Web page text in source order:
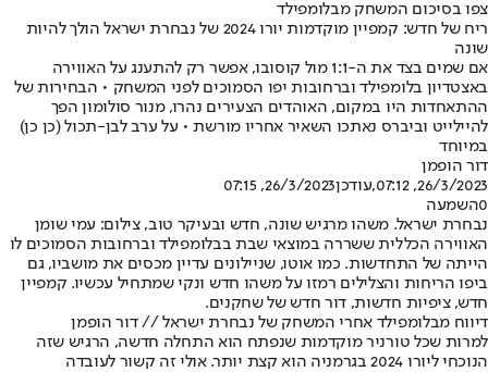
צפו בסיכום המשחק מבלומפילד
ריח של חדש: קמפיין מוקדמות יורו 2024 של נבחרת ישראל הולך להיות
שונה
אם שמים בצד את ה-1:1 מול קוסובו, אפשר רק להתענג על האווירה
באצטדיון בלומפילד וברחובות יפו הסמוכים לפני המשחק • הבחירות של
ההתאחדות היו במקום, האוהדים הצעירים נהרו, מנור סולומון הפך
להיילייט וביברס נאתכו השאיר אחריו מורשת • על ערב לבן-תכול (כן כן)
במיוחד
דור הופמן
26/3/2023, 07:12
,עודכן26/3/2023, 07:15
0השמעה
נבחרת ישראל. משהו מרגיש שונה, חדש ובעיקר טוב, צילום: עמי שומן
האווירה הכללית ששררה במוצאי שבת בבלומפילד וברחובות הסמוכים לו
הייתה של התחדשות. כמו אוטו, שניילונים עדיין מכסים את מושביו, גם
ביפו הריחות והצלילים רמזו על משהו חדש ונקי שמתחיל עכשיו. קמפיין
חדש, ציפיות חדשות, דור חדש של שחקנים.
דיווח מבלומפילד אחרי המשחק של נבחרת ישראל // דור הופמן
למרות שכל טורניר מוקדמות שנפתח הוא התחלה חדשה, הרגיש שזה
הנוכחי ליורו 2024 בגרמניה הוא קצת יותר. אולי זה קשור לעובדה